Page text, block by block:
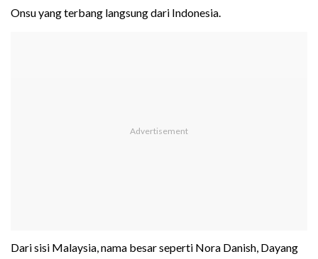
Onsu yang terbang langsung dari Indonesia.
Dari sisi Malaysia, nama besar seperti Nora Danish, Dayang